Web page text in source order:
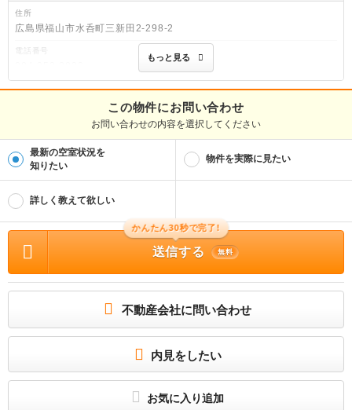
住所
広島県福山市水呑町三新田2-298-2
電話番号
免許番号
広島県知事(2)第10948号
仲介
物件管理番号
100483854257
※お問い合わせの際には、担当者へ物件管理番号をお伝えください。
物件の所在地 : 広島県福山市沼隈町大字草深 / 交通の利便 : ＪＲ山陽本線/松永駅 歩
143分、ＪＲ山陽本線/備後赤坂駅 歩151分 / 面積 : 50.06m² / 築年月 : 2020年02
月 / 賃料 : 4.55万円 / 管理費又は共益費等 : 3,500円 / 礼金等 : 5.55万円 / 敷金 :
無料、保証金等 : －、 償却、敷引 : － / 住宅総合保険等の損害保険料 : 要 / その他
: 巡回管理 合計8.33万円（内訳：契約時に退去時のクリーニング費￥80，000が必
要となります/契約時に鍵セット費3，300円(税込)） 更新事務手数料 22，000円 ru
必 契約時保証委託料：2.2万/月額保証委託料：賃料総額の2.2％又は5.5％ ※ペット
可は2.5万/2.5％ / 駐車場 : 有（敷地内) 敷地内3300円
★タイヨウエステートおすすめ物件★エアコン２台・ペット可
公式LINEお友だち追加でお得なクーポンget！！お部屋探しお任せください。内見
や物件の詳細は、お気軽にお問い合わせください(*^^)v
所属団体
（公社）広島県宅地建物取引業協会会員
もっと見る
この物件にお問い合わせ
お問い合わせの内容を選択してください
最新の空室状況を
知りたい
物件を実際に見たい
詳しく教えて欲しい
かんたん30秒で完了!
送信する 無料
不動産会社に問い合わせ
内見をしたい
お気に入り追加